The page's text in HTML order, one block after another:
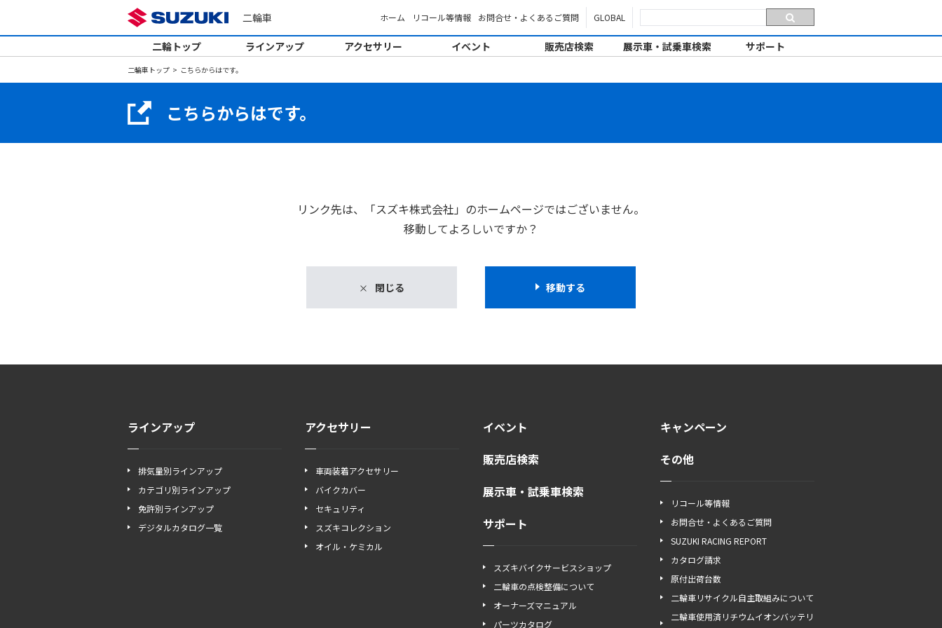
二輪車 ホーム リコール等情報 お問合せ・よくあるご質問 GLOBAL
二輪トップ ラインアップ アクセサリー イベント 販売店検索 展示車・試乗車検索 サポート
二輪車トップ こちらからはです。
こちらからはです。
リンク先は、「スズキ株式会社」のホームページではございません。
移動してよろしいですか？
閉じる 移動する
ラインアップ
排気量別ラインアップ
カテゴリ別ラインアップ
免許別ラインアップ
デジタルカタログ一覧
アクセサリー
車両装着アクセサリー
バイクカバー
セキュリティ
スズキコレクション
オイル・ケミカル
イベント
販売店検索
展示車・試乗車検索
サポート
スズキバイクサービスショップ
二輪車の点検整備について
オーナーズマニュアル
パーツカタログ
キャンペーン
その他
リコール等情報
お問合せ・よくあるご質問
SUZUKI RACING REPORT
カタログ請求
原付出荷台数
二輪車リサイクル自主取組みについて
二輪車使用済リチウムイオンバッテリ